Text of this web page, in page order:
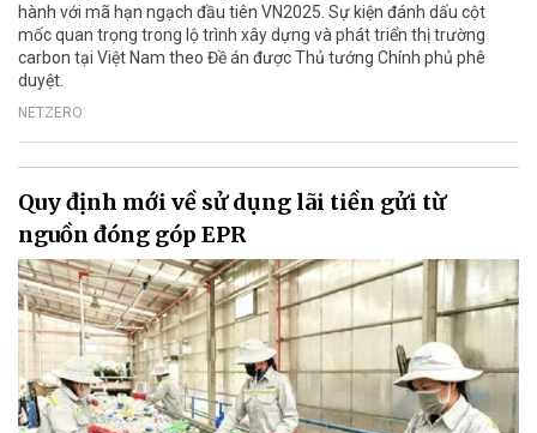
hành với mã hạn ngạch đầu tiên VN2025. Sự kiện đánh dấu cột
mốc quan trọng trong lộ trình xây dựng và phát triển thị trường
carbon tại Việt Nam theo Đề án được Thủ tướng Chính phủ phê
duyệt.
NETZERO
Quy định mới về sử dụng lãi tiền gửi từ
nguồn đóng góp EPR